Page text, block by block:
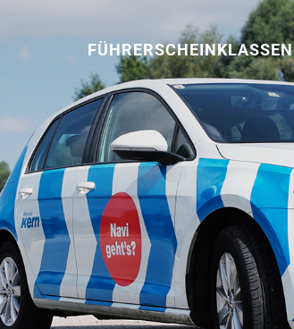
FÜHRERSCHEINKLASSEN